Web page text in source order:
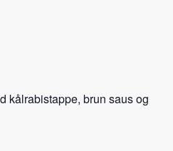
kålrabistappe, brun saus og